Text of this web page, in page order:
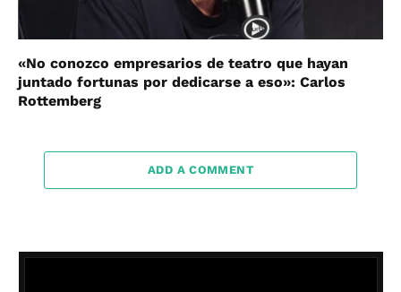
«No conozco empresarios de teatro que hayan
juntado fortunas por dedicarse a eso»: Carlos
Rottemberg
ADD A COMMENT